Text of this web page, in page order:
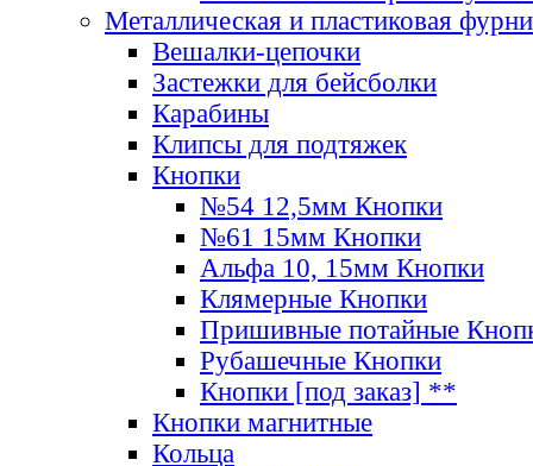
Металлическая и пластиковая
Вешалки-цепочки
Застежки для бейсболки
Карабины
Клипсы для подтяжек
Кнопки
№54 12,5мм Кнопки
№61 15мм Кнопки
Альфа 10, 15мм Кнопки
Клямерные Кнопки
Пришивные потайные
Рубашечные Кнопки
Кнопки [под заказ] **
Кнопки магнитные
Кольца